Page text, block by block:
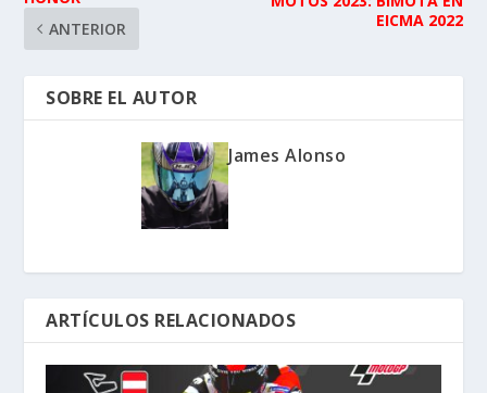
ANTERIOR
EICMA 2022
SOBRE EL AUTOR
James Alonso
ARTÍCULOS RELACIONADOS